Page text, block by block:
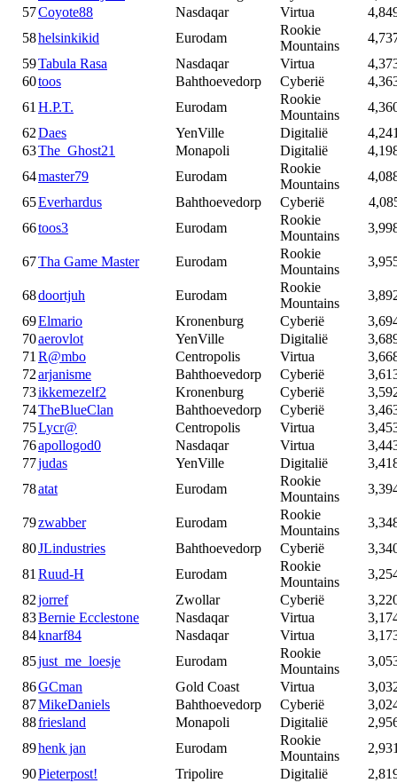
57Coyote88 Nasdaqar Virtua
58helsinkikid Eurodam
Rookie
Mountains
59Tabula Rasa Nasdaqar Virtua
60toos Bahthoevedorp Cyberië
61H.P.T. Eurodam
Rookie
Mountains
62Daes YenVille Digitalië
63The_Ghost21 Monapoli Digitalië
64master79 Eurodam
Rookie
Mountains
65Everhardus Bahthoevedorp Cyberië
66toos3 Eurodam
Rookie
Mountains
67Tha Game Master Eurodam
Rookie
Mountains
68doortjuh Eurodam
Rookie
Mountains
69Elmario Kronenburg Cyberië
70aerovlot YenVille Digitalië
71R@mbo Centropolis Virtua
72arjanisme Bahthoevedorp Cyberië
73ikkemezelf2 Kronenburg Cyberië
74TheBlueClan Bahthoevedorp Cyberië
75Lycr@ Centropolis Virtua
76apollogod0 Nasdaqar Virtua
77judas YenVille Digitalië
78atat Eurodam
Rookie
Mountains
79zwabber Eurodam
Rookie
Mountains
80JLindustries Bahthoevedorp Cyberië
81Ruud-H Eurodam
Rookie
Mountains
82jorref Zwollar Cyberië
83Bernie Ecclestone Nasdaqar Virtua
84knarf84 Nasdaqar Virtua
85just_me_loesje Eurodam
Rookie
Mountains
86GCman Gold Coast Virtua
87MikeDaniels Bahthoevedorp Cyberië
88friesland Monapoli Digitalië
89henk jan Eurodam
Rookie
Mountains
90Pieterpost! Tripolire Digitalië